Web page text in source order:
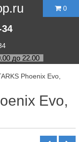
34
0
до 22.00
Phoenix Evo,
Evo,